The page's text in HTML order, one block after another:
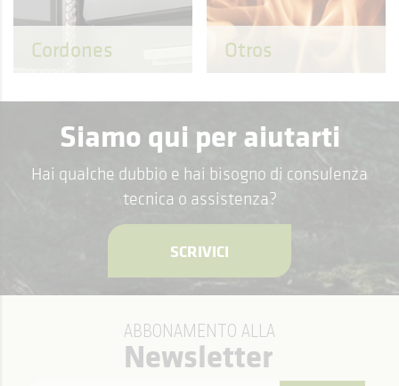
Cordones Otros
Siamo qui per aiutarti
Hai qualche dubbio e hai bisogno di consulenza
tecnica o assistenza?
SCRIVICI
ABBONAMENTO ALLA
Newsletter